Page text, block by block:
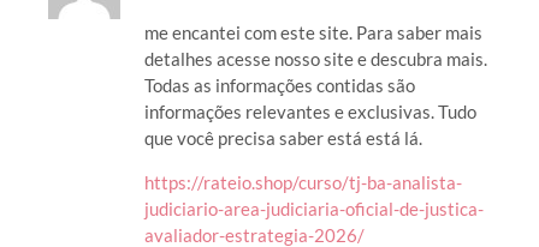
me encantei com este site. Para saber mais
detalhes acesse nosso site e descubra mais.
Todas as informações contidas são
informações relevantes e exclusivas. Tudo
que você precisa saber está está lá.
https://rateio.shop/curso/tj-ba-analista-
judiciario-area-judiciaria-oficial-de-justica-
avaliador-estrategia-2026/